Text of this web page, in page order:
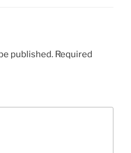
published. Required